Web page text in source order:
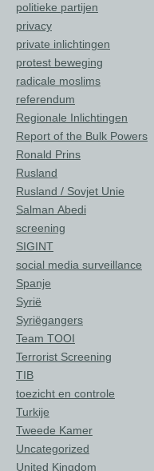
politieke partijen
privacy
private inlichtingen
protest beweging
radicale moslims
referendum
Regionale Inlichtingen
Report of the Bulk Powers
Ronald Prins
Rusland
Rusland / Sovjet Unie
Salman Abedi
screening
SIGINT
social media surveillance
Spanje
Syrië
Syriëgangers
Team TOOI
Terrorist Screening
TIB
toezicht en controle
Turkije
Tweede Kamer
Uncategorized
United Kingdom